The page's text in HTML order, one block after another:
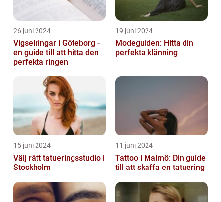
26 juni 2024
Vigselringar i Göteborg -
en guide till att hitta den
perfekta ringen
19 juni 2024
Modeguiden: Hitta din
perfekta klänning
15 juni 2024
Välj rätt tatueringsstudio i
Stockholm
11 juni 2024
Tattoo i Malmö: Din guide
till att skaffa en tatuering